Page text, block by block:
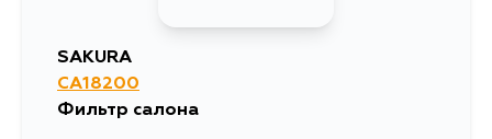
SAKURA
CA18200
Фильтр салона